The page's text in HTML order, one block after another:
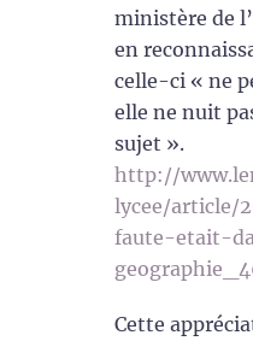
ministère de
en
celle-ci « ne
elle ne nuit
sujet ».
http://
lycee/article/
faute-etait-
Cette